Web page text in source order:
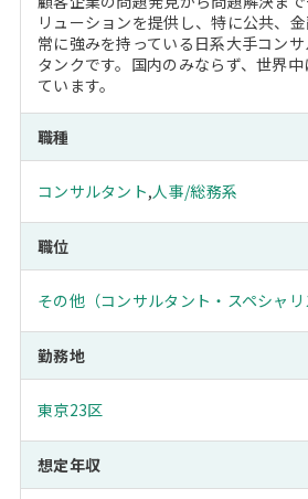
リューションを提供し、特に公共、
常に強みを持っている日系大手コン
タンクです。国内のみならず、世界
ています。
職種
コンサルタント,人事/総務系
職位
その他（コンサルタント・スペシャリ
勤務地
東京23区
想定年収